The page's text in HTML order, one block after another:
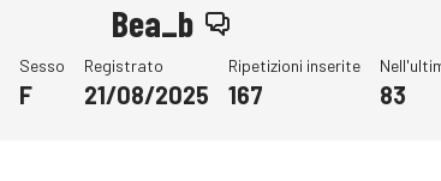
Bea_b
Sesso
F
Registrato
21/08/2025
Ripetizioni inserite
167 83